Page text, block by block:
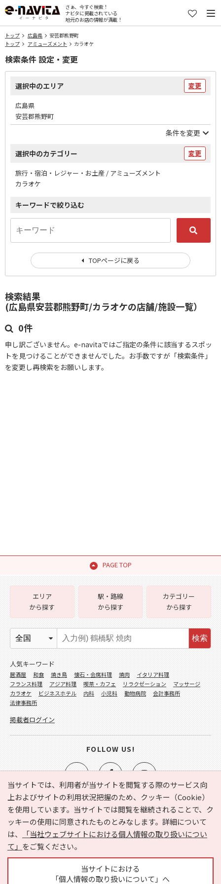
さぁ、今すぐ検索！
ナビタに掲載されている
地元のお店の情報が満載！
トップ 広島県
安芸郡熊野町
トップ
アミューズメント カラオケ
検索結果
(広島県安芸郡熊野町/カラオケの店舗/施設一覧）
0件
申し訳ございません。e-navitaではご指定の条件に該当するスポッ
トを見つけることができませんでした。お手数ですが「検索条件」
を変更し再検索をお願いします。
検索条件 設定・変更
選択中のエリア 変更
広島県
安芸郡熊野町
条件を変更
選択中のカテゴリー 変更
旅行・宿泊・レジャー・お土産 / アミューズメント
カラオケ
キーワードで絞り込む
TOPページに戻る
PAGE TOP
当サイトでは、利用者が当サイトを閲覧する際のサービス向
上およびサイトの利用状況把握のため、クッキー（Cookie）
を使用しています。当サイトでは閲覧を継続されることで、ク
ッキーの使用に同意されたものとみなします。詳細について
は、
「当社ウェブサイトにおける個人情報の取り扱いについ
て」 をご覧ください。
当サイトにおける
「個人情報の取り扱いについて」へ
e-NAVITA（イーナビタ）とは？ お気に入り
ヘルプ
利用規約
個人情報の取り扱いについて
運営会社
サイトマップ
広告掲載に関するお問い合わせ
エリア
から探す
駅・路線
から探す
カテゴリー
から探す
検索
人気キーワード
居酒屋 和食 焼き鳥 懐石・会席料理 焼肉
イタリア料理
フランス料理
アジア料理 喫茶・カフェ リラクゼーション
マッサージ
カラオケ
ビジネスホテル 内科 小児科 動物病院
会計事務所
法律事務所
掲載者ログイン
FOLLOW US!